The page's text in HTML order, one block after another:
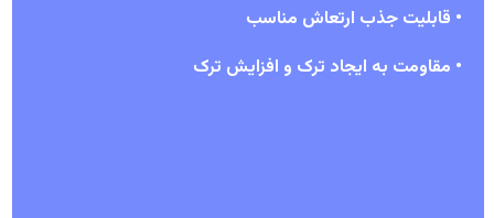
• قابلیت جذب ارتعاش مناسب
• مقاومت به ایجاد ترک و افزایش ترک